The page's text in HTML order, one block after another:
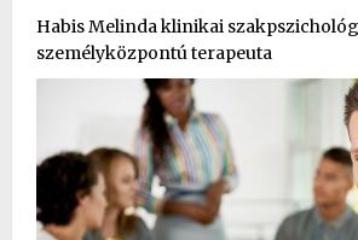
Habis Melinda klinikai
személyközpontú terapeuta